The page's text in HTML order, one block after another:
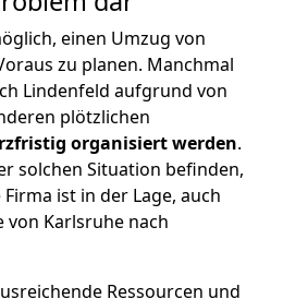
einen Umzug von
zu planen. Manchmal
Lindenfeld aufgrund von
plötzlichen
organisiert werden.
solchen Situation befinden,
ist in der Lage, auch
Karlsruhe nach
Ressourcen und